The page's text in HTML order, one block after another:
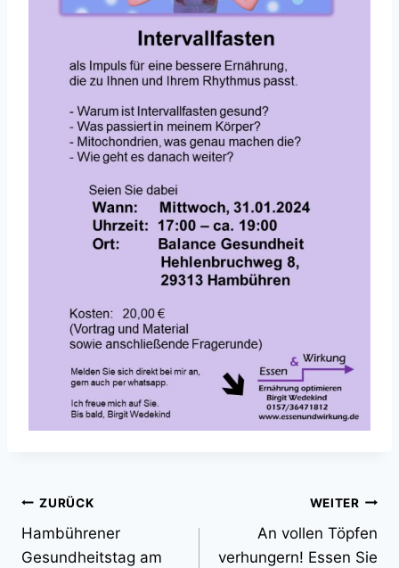
Beitragsnavigation
ZURÜCK
Hambührener
Gesundheitstag am
WEITER
An vollen Töpfen
verhungern! Essen Sie